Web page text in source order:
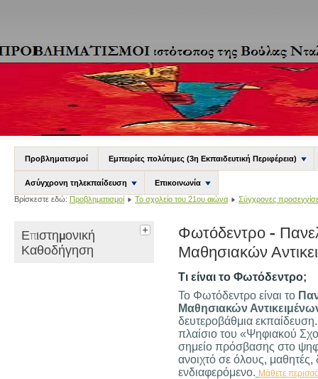
Προβληματισμοί Εμπειρίες πολύτιμες (3η Εκπαιδευτική Περιφέρεια)
Ασύγχρονη τηλεκπαίδευση
Επικοινωνία
Βρίσκεστε εδώ: Προβληματισμοί Το σχολείο του 21ου αιώνα Σύγχρονες
Επιστημονική
Καθοδήγηση
Φωτόδεντρο -
Μαθησιακών
Τι είναι το Φωτόδεντρο;
Το Φωτόδεντρο είναι το
Μαθησιακών
δευτεροβάθμια
πλαίσιο του «Ψηφιακού
σημείο πρόσβασης στο
ανοιχτό σε όλους,
ενδιαφερόμενο. Μάθετε